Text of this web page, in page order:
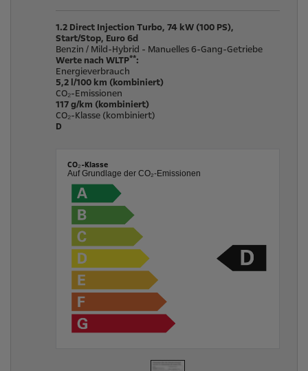
1.2 Direct Injection Turbo, 74 kW (100 PS),
Start/Stop, Euro 6d
Benzin / Mild-Hybrid - Manuelles 6-Gang-Getriebe
Werte nach WLTP**:
Energieverbrauch
5,2 l/100 km (kombiniert)
CO₂-Emissionen
117 g/km (kombiniert)
CO₂-Klasse (kombiniert)
D
CO₂-Klasse
Auf Grundlage der CO₂-Emissionen